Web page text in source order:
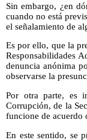
Sin embargo, ¿en
cuando no está
el señalamiento de
Es por ello, que la
Responsabilidades
denuncia anónima
observarse la
Por otra parte, es
Corrupción, de la
funcione de acuerdo
En este sentido, se